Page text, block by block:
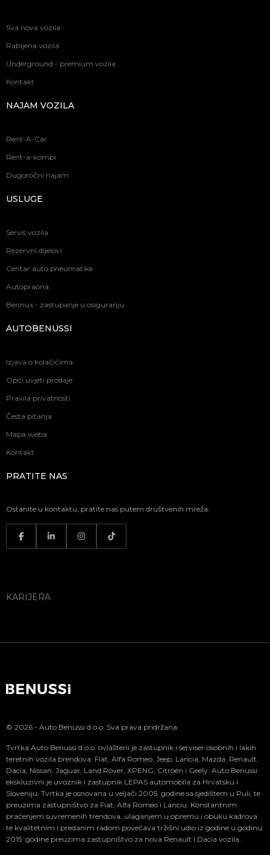
Sva nova vozila
Rabljena vozila
Underground - premium vozila
Kontakt
NAJAM VOZILA
Rent-A-Car
Rent-a-kombi
Dugoročni najam
USLUGE
Servis vozila
Rezervni dijelovi
Centar auto pneumatike
Autopraona
Bennux - zastupanje u osiguranju
AUTOBENUSSI
Izjava o kolačićima
Opći uvjeti prodaje
Pravila privatnosti
Česta pitanja
Mapa weba
Kontakt
PRATITE NAS
Ostanite u kontaktu, pratite nas putem društvenih mreža:
KARIJERA
© 2026 - Auto Benussi d.o.o. Sva prava pridržana
Tvrtka Auto Benussi d.o.o. ovlašteni je zastupnik i serviser osobnih i lakih
teretnih vozila brendova: Fiat, Alfa Romeo, Jeep, Lancia, Mazda, Renault,
Dacia, Nissan, Jaguar, Land Rover, XPENG, Citroën i Geely. Auto Benussi
ekskluzivni je uvoznik i zastupnik LEPAS automobila za Hrvatsku i
Sloveniju. Tvrtka je osnovana u veljači 2005. godine sa sjedištem u Puli, te
preuzima zastupništvo za Fiat, Alfa Romeo i Lanciu. Konstantnim
praćenjem suvremenih trendova, ulaganjem u opremu i obuku kadrova
te kvalitetnim i predanim radom povećava tržišni udio iz godine u godinu.
2015. godine preuzima zastupništvo za nova Renault i Dacia vozila.